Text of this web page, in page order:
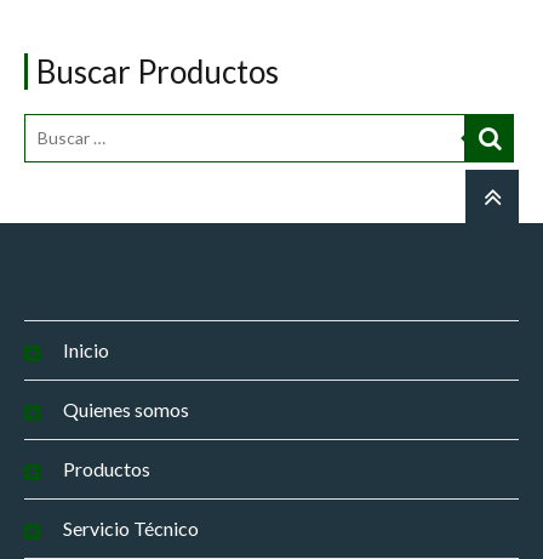
Buscar Productos
Inicio
Quienes somos
Productos
Servicio Técnico